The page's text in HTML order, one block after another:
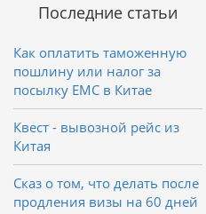
Последние статьи
Как оплатить таможенную
пошлину или налог за
посылку EMC в Китае
Квест - вывозной рейс из
Китая
Сказ о том, что делать после
продления визы на 60 дней